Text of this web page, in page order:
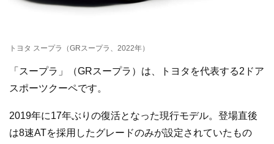
トヨタ スープラ（GRスープラ、2022年）
「スープラ」（GRスープラ）は、トヨタを代表する2ドア
スポーツクーペです。
2019年に17年ぶりの復活となった現行モデル。登場直後
は8速ATを採用したグレードのみが設定されていたもの